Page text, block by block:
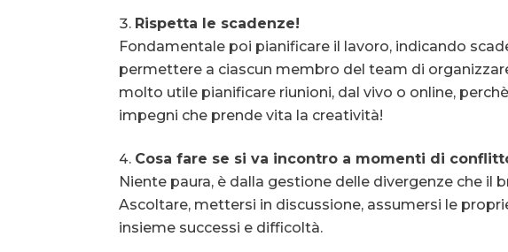
Rispetta le scadenze!
Fondamentale poi pianificare il lavoro, indicando
permettere a ciascun membro del team di
molto utile pianificare riunioni, dal vivo o online,
impegni che prende vita la creatività!
Cosa fare se si va incontro a momenti di
Niente paura, è dalla gestione delle divergenze che il
Ascoltare, mettersi in discussione, assumersi le
insieme successi e difficoltà.